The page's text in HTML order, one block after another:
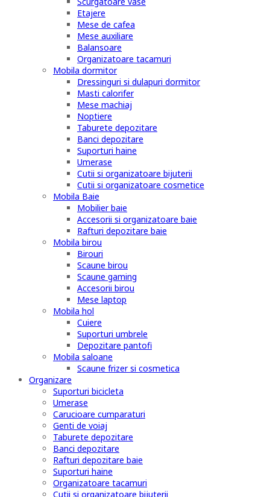
Etajere
Mese de cafea
Mese auxiliare
Balansoare
Organizatoare tacamuri
Mobila dormitor
Dressinguri si dulapuri dormitor
Masti calorifer
Mese machiaj
Noptiere
Taburete depozitare
Banci depozitare
Suporturi haine
Umerase
Cutii si organizatoare bijuterii
Cutii si organizatoare cosmetice
Mobila Baie
Mobilier baie
Accesorii si organizatoare baie
Rafturi depozitare baie
Mobila birou
Birouri
Scaune birou
Scaune gaming
Accesorii birou
Mese laptop
Mobila hol
Cuiere
Suporturi umbrele
Depozitare pantofi
Mobila saloane
Scaune frizer si cosmetica
Organizare
Suporturi bicicleta
Umerase
Carucioare cumparaturi
Genti de voiaj
Taburete depozitare
Banci depozitare
Rafturi depozitare baie
Suporturi haine
Organizatoare tacamuri
Cutii si organizatoare bijuterii